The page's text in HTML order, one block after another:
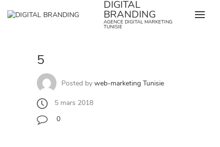
DIGITAL
BRANDING
AGENCE DIGITAL MARKETING
TUNISIE
5
Posted by web-marketing Tunisie
5 mars 2018
0